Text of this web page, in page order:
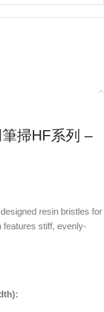
掃HF系列 –
resin bristles for
features stiff, evenly-